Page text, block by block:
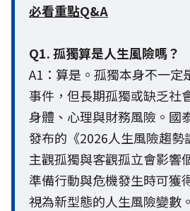
必看重點Q&A
Q1. 孤獨算是人生風險嗎？
A1：算是。孤獨本身不一定
事件，但長期孤獨或缺乏社
身體、心理與財務風險。國
發布的《2026人生風險趨勢
主觀孤獨與客觀孤立會影響
準備行動與危機發生時可獲
視為新型態的人生風險變數。